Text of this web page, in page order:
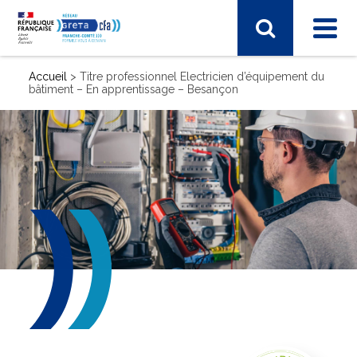
SECTEUR D'ACTIVITÉ
Energie, électricité
Industrie, matières premières
Santé, social, sécurité
Sciences humaines, langues, pédagogie, information
communication
Sport, hôtellerie, restauration, tourisme
Vie et gestion des organisations
Transport – Logistique
Arts, spectacle, industries créatives
Accueil > Titre professionnel Electricien d’équipement du
bâtiment – En apprentissage – Besançon